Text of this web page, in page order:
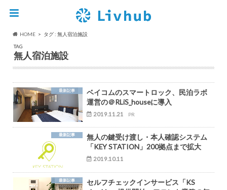
HOME
タグ : 無人宿泊施設
TAG
無人宿泊施設
最新記事
ベイコムのスマートロック、民泊ラボ
運営の＠RLiS_houseに導入
2019.11.21 PR
最新記事
無人の鍵受け渡し・本人確認システム
「KEY STATION」200拠点まで拡大
2019.10.11
最新記事
セルフチェックインサービス「KS